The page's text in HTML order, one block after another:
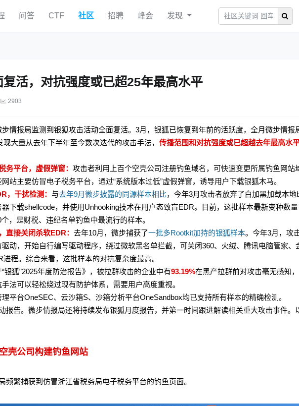
问答 CTF 社区 招聘 峰会 发现
活，对抗强度或已超25年最高水平
2903
情报局监测到银狐攻击活动全面复活。3月，银狐已恢复到年前的活跃度，全月微步情报
现大量从去年下半年至今数次迭代的攻击手法， 传播范围和对抗强度或已超越去年最高水
务平台，虚假弹窗： 攻击者利用上百个空壳公司注册钓鱼域名，可快速变更所属钓鱼网站
站主要仿冒电子税务平台，通过“系统版本过低”虚假弹窗，诱导用户下载银狐木马。
，干扰检测： 与去年9月微步披露的同源样本相比， 今年3月攻击者放弃了白加黑加载本地
下载shellcode，并使用Unhooking技术在用户态致盲EDR。目前，这批样本最新变种数
，是财税、违纪名单钓鱼中最流行的样本。
直接关闭杀软EDR： 去年10月，微步捕获了一批多Rootkit加持的银狐样本。今年3月，攻
动，开始自行编写驱动程序，绕过微软黑名单拦截，可关闭360、火绒、腾讯电脑管家、
程。综合来看，这批样本的对抗复杂度最高。
银狐”2025年度防治报告》，被拉群攻击的企业中有93.19%在黑产拉群前对攻击毫无感知
法可以轻松绕过现有防护体系，需要用户高度重视。
平台OneSEC、云沙箱S、沙箱分析平台OneSandbox均已支持所有样本的精确检测。
报告。微步情报局还将持续发布银狐月度报告，并第一时间跟进解读相关重大攻击事件。
壳公司构建钓鱼网站
频繁捕获到仿冒浙江省税务局电子税务平台的钓鱼页面。